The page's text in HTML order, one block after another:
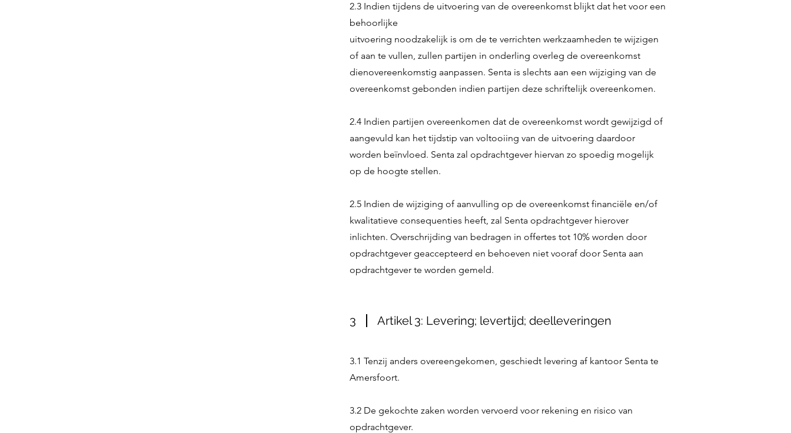
2.3 Indien tijdens de uitvoering van de overeenkomst blijkt dat het voor een
behoorlijke
uitvoering noodzakelijk is om de te verrichten werkzaamheden te wijzigen
of aan te vullen, zullen partijen in onderling overleg de overeenkomst
dienovereenkomstig aanpassen. Senta is slechts aan een wijziging van de
overeenkomst gebonden indien partijen deze schriftelijk overeenkomen.
2.4 Indien partijen overeenkomen dat de overeenkomst wordt gewijzigd of
aangevuld kan het tijdstip van voltooiing van de uitvoering daardoor
worden beïnvloed. Senta zal opdrachtgever hiervan zo spoedig mogelijk
op de hoogte stellen.
2.5 Indien de wijziging of aanvulling op de overeenkomst financiële en/of
kwalitatieve consequenties heeft, zal Senta opdrachtgever hierover
inlichten. Overschrijding van bedragen in offertes tot 10% worden door
opdrachtgever geaccepteerd en behoeven niet vooraf door Senta aan
opdrachtgever te worden gemeld.
3 Artikel 3: Levering; levertijd; deelleveringen
3.1 Tenzij anders overeengekomen, geschiedt levering af kantoor Senta te
Amersfoort.
3.2 De gekochte zaken worden vervoerd voor rekening en risico van
opdrachtgever.